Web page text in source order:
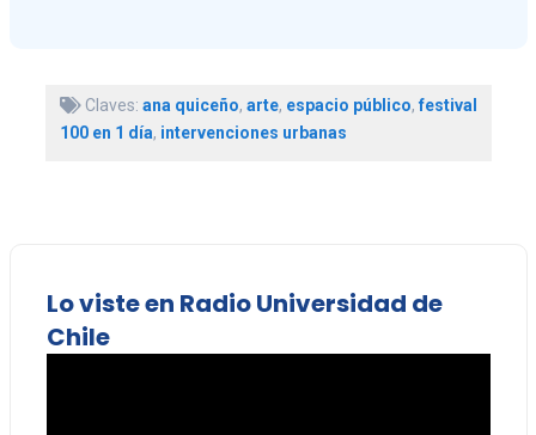
Claves: ana quiceño, arte, espacio público,festival
100 en 1 día, intervenciones urbanas
Lo viste en Radio Universidad de
Chile